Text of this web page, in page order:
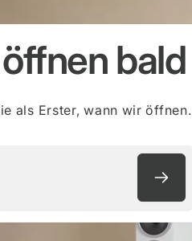
bald
als Erster, wann wir öffnen.